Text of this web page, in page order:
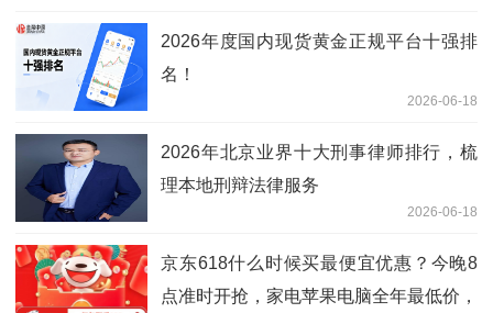
2026年度国内现货黄金正规平台十强排
名！
2026-06-18
2026年北京业界十大刑事律师排行，梳
理本地刑辩法律服务
2026-06-18
京东618什么时候买最便宜优惠？今晚8
点准时开抢，家电苹果电脑全年最低价，